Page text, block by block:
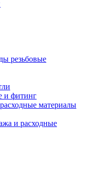
резьбовые
и фитинг
материалы
и расходные